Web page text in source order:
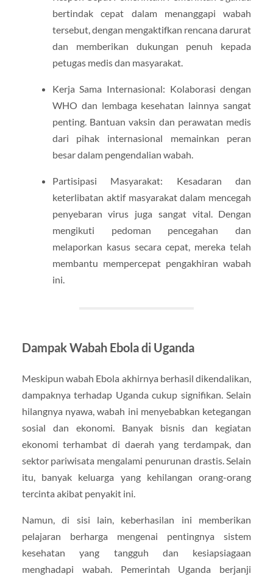
bertindak cepat dalam menanggapi wabah
tersebut, dengan mengaktifkan rencana darurat
dan memberikan dukungan penuh kepada
petugas medis dan masyarakat.
Kerja Sama Internasional: Kolaborasi dengan
WHO dan lembaga kesehatan lainnya sangat
penting. Bantuan vaksin dan perawatan medis
dari pihak internasional memainkan peran
besar dalam pengendalian wabah.
Partisipasi Masyarakat: Kesadaran dan
keterlibatan aktif masyarakat dalam mencegah
penyebaran virus juga sangat vital. Dengan
mengikuti pedoman pencegahan dan
melaporkan kasus secara cepat, mereka telah
membantu mempercepat pengakhiran wabah
ini.
Dampak Wabah Ebola di Uganda
Meskipun wabah Ebola akhirnya berhasil dikendalikan,
dampaknya terhadap Uganda cukup signifikan. Selain
hilangnya nyawa, wabah ini menyebabkan ketegangan
sosial dan ekonomi. Banyak bisnis dan kegiatan
ekonomi terhambat di daerah yang terdampak, dan
sektor pariwisata mengalami penurunan drastis. Selain
itu, banyak keluarga yang kehilangan orang-orang
tercinta akibat penyakit ini.
Namun, di sisi lain, keberhasilan ini memberikan
pelajaran berharga mengenai pentingnya sistem
kesehatan yang tangguh dan kesiapsiagaan
menghadapi wabah. Pemerintah Uganda berjanji